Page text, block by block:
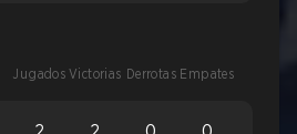
Jugados Victorias Derrotas Empates